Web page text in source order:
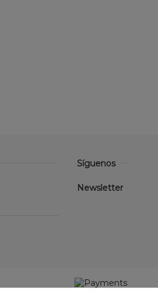
Síguenos
Newsletter